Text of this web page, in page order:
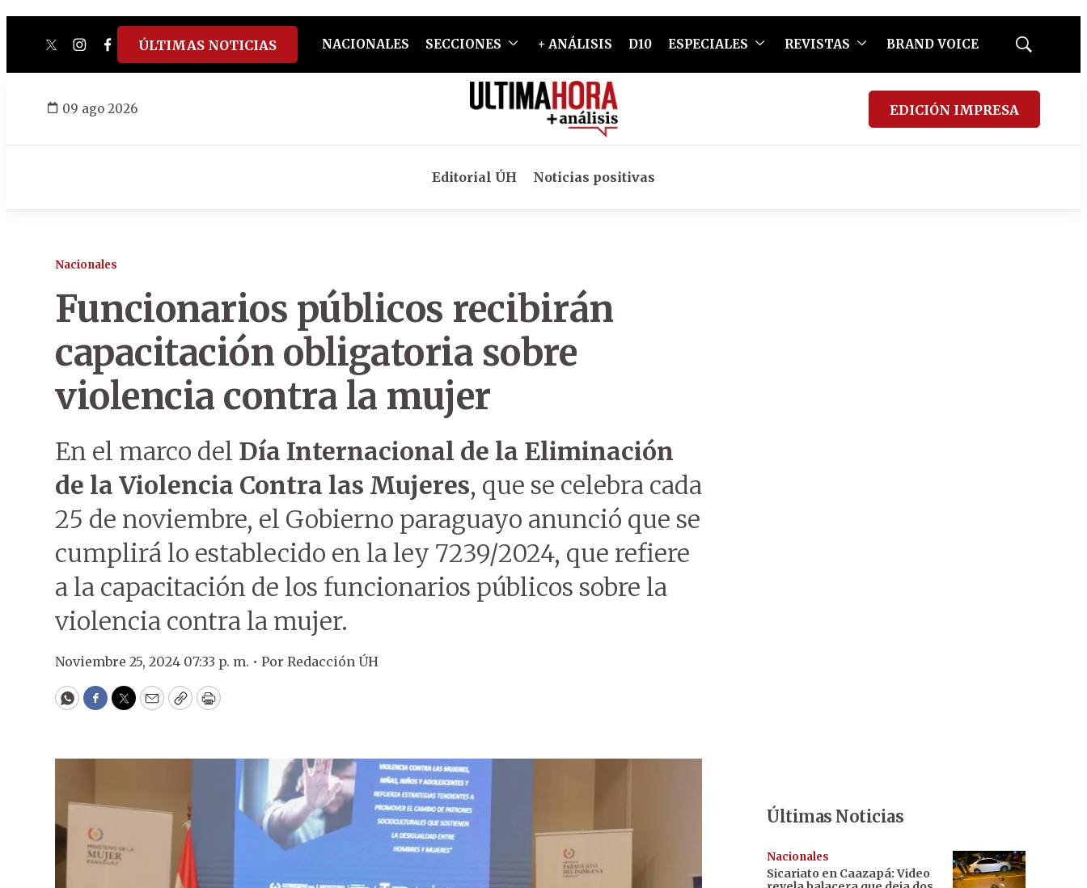
twitterinstagram
facebook
tiktokyoutube
spotify
ÚLTIMAS NOTICIAS NACIONALES SECCIONES + ANÁLISIS D10 ESPECIALES REVISTAS BRAND VOICE
Mostrar
09 ago 2026 EDICIÓN IMPRESA
Editorial ÚH Noticias positivas
Nacionales
Funcionarios públicos recibirán
capacitación obligatoria sobre
violencia contra la mujer
En el marco del Día Internacional de la Eliminación
de la Violencia Contra las Mujeres, que se celebra cada
25 de noviembre, el Gobierno paraguayo anunció que se
cumplirá lo establecido en la ley 7239/2024, que refiere
a la capacitación de los funcionarios públicos sobre la
violencia contra la mujer.
Noviembre 25, 2024 07:33 p. m. • Por Redacción ÚH
WhatsApp
Facebook
Twitter
EmailCopyPrint
Últimas Noticias
Nacionales
Sicariato en Caazapá: Video